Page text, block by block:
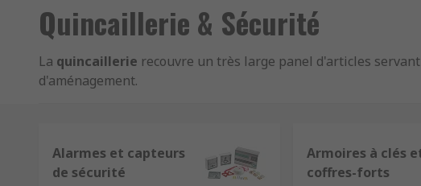
Quincaillerie & Sécurité
La quincaillerie recouvre un très large panel d'articles
d'aménagement.
travail, une machine-outil ou autre outil de travail, des
l'accès.
Alarmes et capteurs
de sécurité
Armoires à clés
coffres-forts